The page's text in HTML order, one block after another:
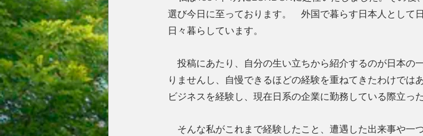
選び今日に至っております。　外国で暮らす日本人として
日々暮らしています。
投稿にあたり、自分の生い立ちから紹介するのが日本の
りませんし、自慢できるほどの経験を重ねてきたわけでは
ビジネスを経験し、現在日系の企業に勤務している際立っ
そんな私がこれまで経験したこと、遭遇した出来事や一